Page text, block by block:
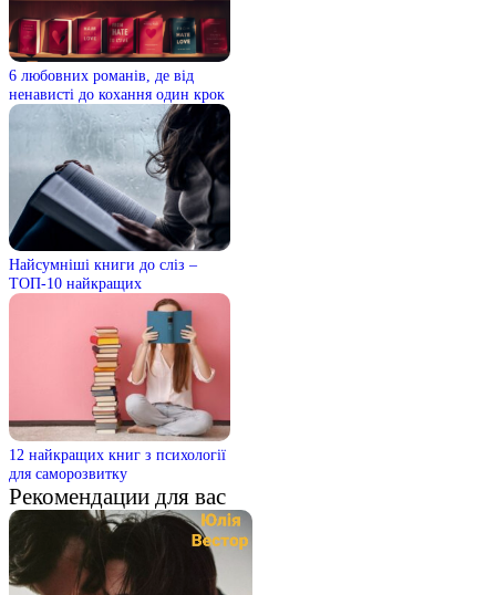
6 любовних романів, де від
ненависті до кохання один крок
Найсумніші книги до сліз –
ТОП-10 найкращих
12 найкращих книг з психології
для саморозвитку
Рекомендации для вас